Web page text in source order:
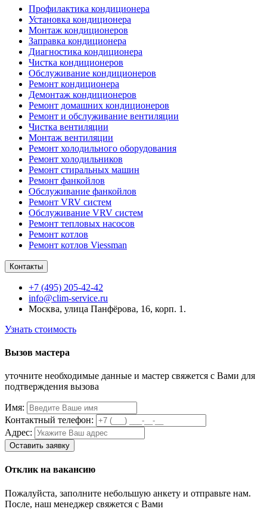
Профилактика кондиционера
Установка кондиционера
Монтаж кондиционеров
Заправка кондиционера
Диагностика кондиционера
Чистка кондиционеров
Обслуживание кондиционеров
Ремонт кондиционера
Демонтаж кондиционеров
Ремонт домашних кондиционеров
Ремонт и обслуживание вентиляции
Чистка вентиляции
Монтаж вентиляции
Ремонт холодильного оборудования
Ремонт холодильников
Ремонт стиральных машин
Ремонт фанкойлов
Обслуживание фанкойлов
Ремонт VRV систем
Обслуживание VRV систем
Ремонт тепловых насосов
Ремонт котлов
Ремонт котлов Viessman
Контакты
+7 (495) 205-42-42
info@clim-service.ru
Москва, улица Панфёрова, 16, корп. 1.
Узнать стоимость
Вызов мастера
уточните необходимые данные и мастер свяжется с Вами для
подтверждения вызова
Имя:
Контактный телефон:
Адрес:
Отклик на вакансию
Пожалуйста, заполните небольшую анкету и отправьте нам.
После, наш менеджер свяжется с Вами